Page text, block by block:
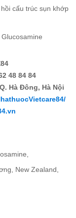
cấu trúc sụn khớp
48 84 84
Hà Đông, Hà Nội
New Zealand